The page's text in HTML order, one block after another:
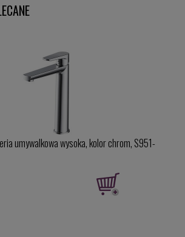
umywalkowa wysoka, kolor chrom, S951-